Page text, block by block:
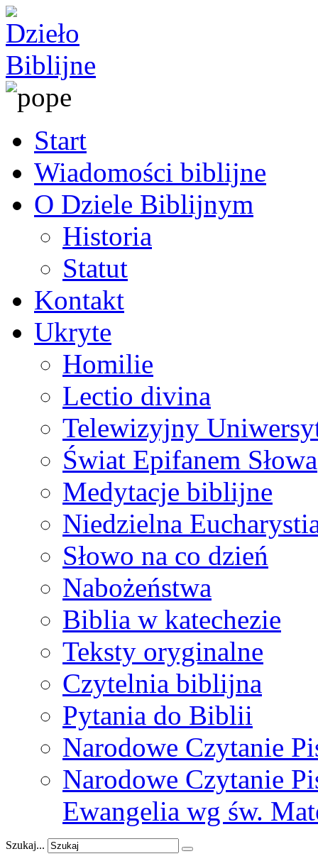
Start
Wiadomości biblijne
O Dziele Biblijnym
Historia
Statut
Kontakt
Ukryte
Homilie
Lectio divina
Telewizyjny
Świat Epifanem Słowa
Medytacje biblijne
Niedzielna
Słowo na co dzień
Nabożeństwa
Biblia w katechezie
Teksty oryginalne
Czytelnia biblijna
Pytania do Biblii
Narodowe Czytanie
Narodowe Czytanie
Ewangelia wg św.
Szukaj...